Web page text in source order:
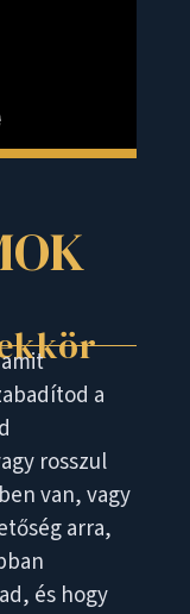
a
rosszul
van, vagy
arra,
és hogy